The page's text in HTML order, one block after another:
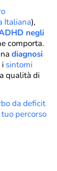
Italiana),
negli
comporta.
diagnosi
i sintomi
qualità di
da deficit
percorso